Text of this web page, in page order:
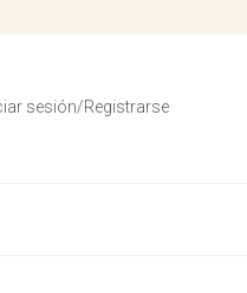
sesión/Registrarse